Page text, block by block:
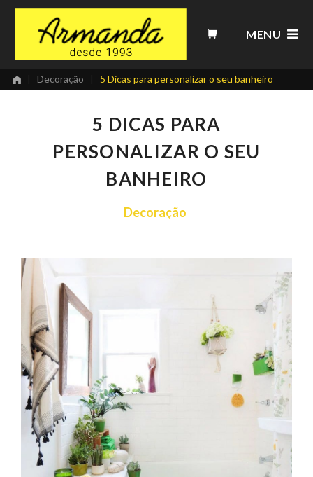
Skip
content
MENU
| Decoração | 5 Dicas para personalizar o seu banheiro
5 DICAS PARA
PERSONALIZAR O SEU
BANHEIRO
Decoração